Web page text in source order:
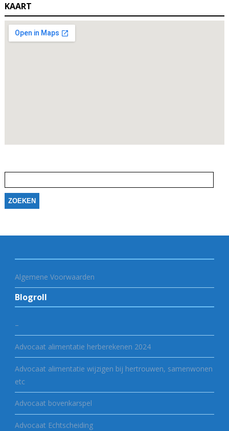
KAART
naar:
Algemene Voorwaarden
Blogroll
–
Advocaat alimentatie herberekenen 2024
Advocaat alimentatie wijzigen bij hertrouwen, samenwonen
etc
Advocaat bovenkarspel
Advocaat Echtscheiding